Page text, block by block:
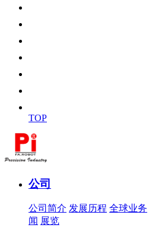
TOP
公司
公司简介 发展历程 全球业务
闻 展览